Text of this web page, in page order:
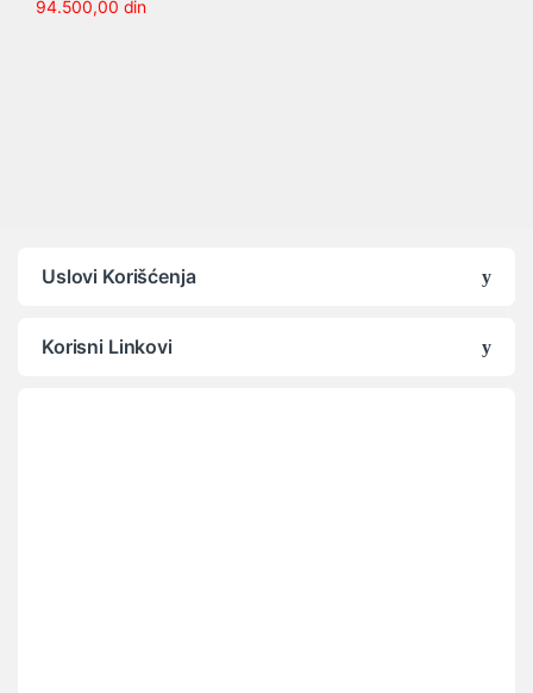
94.500,00 din
Uslovi Korišćenja
Korisni Linkovi